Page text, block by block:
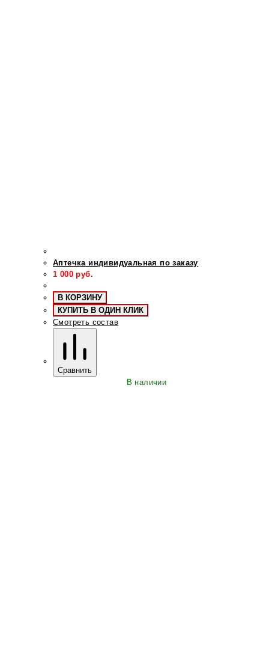
Аптечка индивидуальная по заказу
1 000 руб.
В КОРЗИНУ
КУПИТЬ В ОДИН КЛИК
Смотреть состав
Сравнить
В наличии